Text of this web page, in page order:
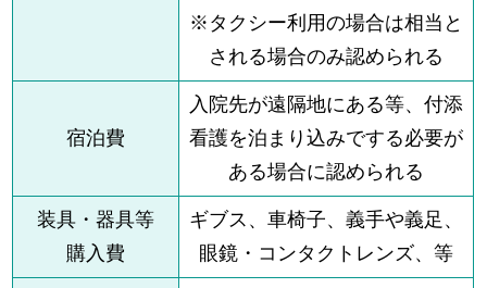
※タクシー利用の場合は相当と
される場合のみ認められる
宿泊費
入院先が遠隔地にある等、付添
看護を泊まり込みでする必要が
ある場合に認められる
装具・器具等
購入費
ギブス、車椅子、義手や義足、
眼鏡・コンタクトレンズ、等